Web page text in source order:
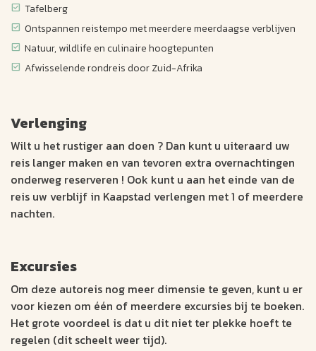
Tafelberg
Ontspannen reistempo met meerdere meerdaagse verblijven
Natuur, wildlife en culinaire hoogtepunten
Afwisselende rondreis door Zuid-Afrika
Verlenging
Wilt u het rustiger aan doen ? Dan kunt u uiteraard uw
reis langer maken en van tevoren extra overnachtingen
onderweg reserveren ! Ook kunt u aan het einde van de
reis uw verblijf in Kaapstad verlengen met 1 of meerdere
nachten.
Excursies
Om deze autoreis nog meer dimensie te geven, kunt u er
voor kiezen om één of meerdere excursies bij te boeken.
Het grote voordeel is dat u dit niet ter plekke hoeft te
regelen (dit scheelt weer tijd).